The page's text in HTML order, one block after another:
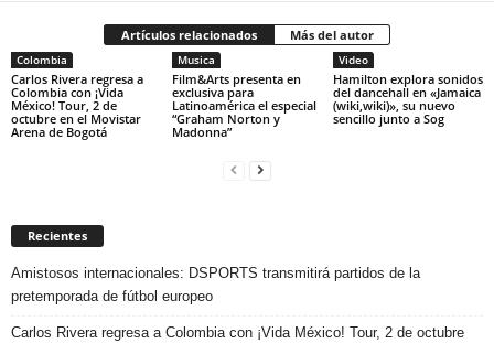
Artículos relacionados Más del autor
Colombia
Carlos Rivera regresa a
Colombia con ¡Vida
México! Tour, 2 de
octubre en el Movistar
Arena de Bogotá
Musica
Film&Arts presenta en
exclusiva para
Latinoamérica el especial
“Graham Norton y
Madonna”
Video
Hamilton explora sonidos
del dancehall en «Jamaica
(wiki,wiki)», su nuevo
sencillo junto a Sog
Recientes
Amistosos internacionales: DSPORTS transmitirá partidos de la
pretemporada de fútbol europeo
Carlos Rivera regresa a Colombia con ¡Vida México! Tour, 2 de octubre